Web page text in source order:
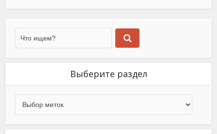
Выберите раздел